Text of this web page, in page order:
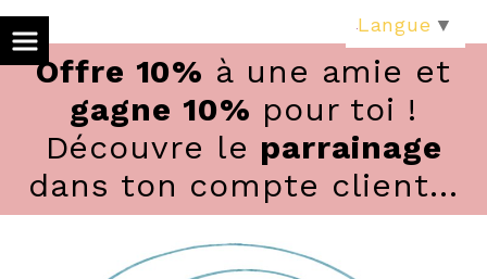
Offre 10% à une amie et
gagne 10% pour toi !
Découvre le parrainage
dans ton compte client...
Langue ▼